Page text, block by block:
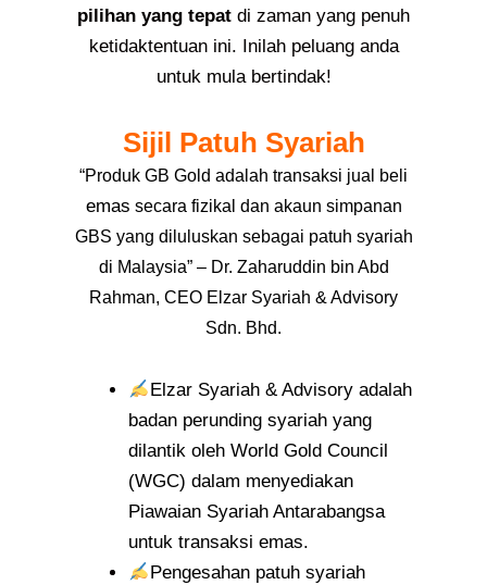
pilihan yang tepat di zaman yang penuh
ketidaktentuan ini. Inilah peluang anda
untuk mula bertindak!
Sijil Patuh Syariah
“Produk GB Gold adalah transaksi jual beli
emas secara fizikal dan akaun simpanan
GBS yang diluluskan sebagai patuh syariah
di Malaysia” – Dr. Zaharuddin bin Abd
Rahman, CEO Elzar Syariah & Advisory
Sdn. Bhd.
Elzar Syariah & Advisory adalah
badan perunding syariah yang
dilantik oleh World Gold Council
(WGC) dalam menyediakan
Piawaian Syariah Antarabangsa
untuk transaksi emas.
Pengesahan patuh syariah